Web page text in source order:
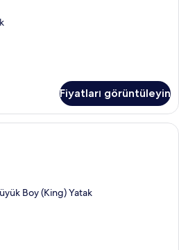
Fiyatları görüntüleyin
Minibar, odada kasa, ütü/ütü
Boy (King) Yatak